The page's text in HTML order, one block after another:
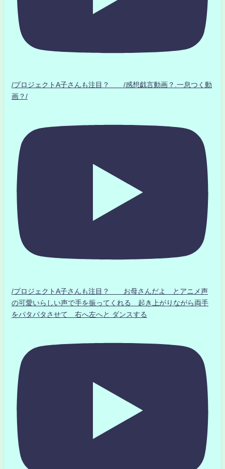
/プロジェクトA子さんも注目？ /感想戯言動画？.一息つく動
画？/
/プロジェクトA子さんも注目？ お母さんだよ とアニメ声
の可愛いらしい声で手を振ってくれる 起き上がりながら両手
をパタパタさせて 右へ左へと ダンスする